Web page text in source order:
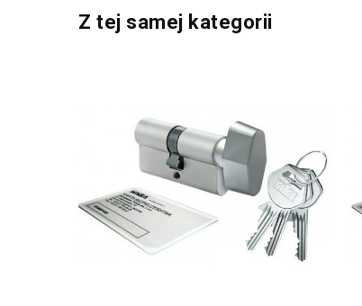
Z tej samej kategorii